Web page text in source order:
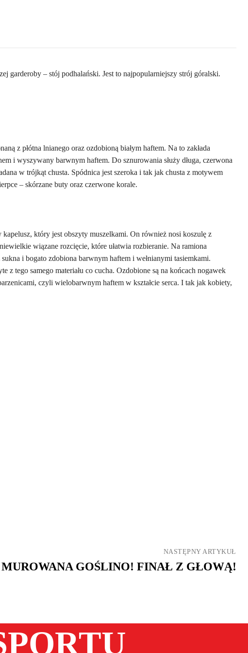
garderoby – stój podhalański. Jest to najpopularniejszy strój góralski.
z płótna lnianego oraz ozdobioną białym haftem. Na to zakłada
i wyszywany barwnym haftem. Do sznurowania służy długa, czerwona
w trójkąt chusta. Spódnica jest szeroka i tak jak chusta z motywem
– skórzane buty oraz czerwone korale.
który jest obszyty muszelkami. On również nosi koszulę z
wiązane rozcięcie, które ułatwia rozbieranie. Na ramiona
i bogato zdobiona barwnym haftem i wełnianymi tasiemkami.
z tego samego materiału co cucha. Ozdobione są na końcach nogawek
czyli wielobarwnym haftem w kształcie serca. I tak jak kobiety,
NASTĘPNY ARTYKUŁ
GOŚLINO! FINAŁ Z GŁOWĄ!